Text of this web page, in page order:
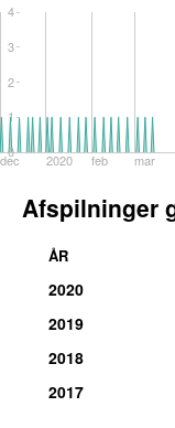
dec 2020 feb mar
0
1
2
3
4
Afspilninger
ÅR
2020
2019
2018
2017